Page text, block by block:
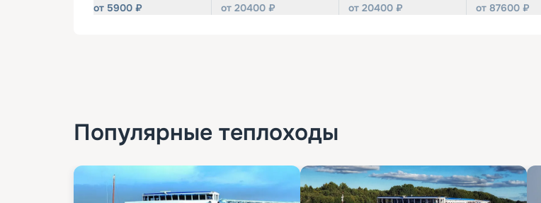
от 5900 ₽ от 20400 ₽ от 20400 ₽ от 87600 ₽
Популярные теплоходы